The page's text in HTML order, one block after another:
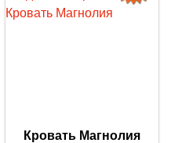
Кровать Магнолия